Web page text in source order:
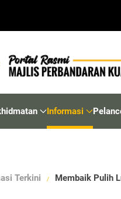
Informasi
Terkini Membaik Pulih